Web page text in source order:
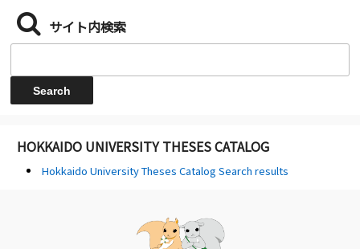
サイト内検索
HOKKAIDO UNIVERSITY THESES CATALOG
Hokkaido University Theses Catalog Search results